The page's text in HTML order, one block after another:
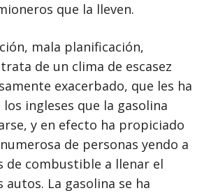
que la lleven.
mala planificación,
de un clima de escasez
exacerbado, que les ha
los ingleses que la gasolina
y en efecto ha propiciado
de personas yendo a
de combustible a llenar el
autos. La gasolina se ha